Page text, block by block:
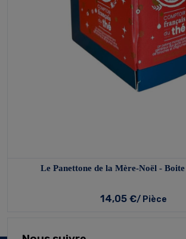
Le Panettone de la Mère-Noël - Boite
14,05 €/ Pièce